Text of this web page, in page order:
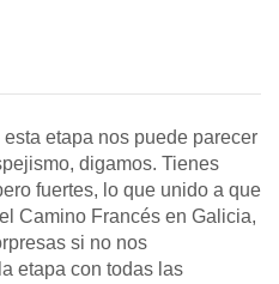
etapa nos puede parecer
digamos. Tienes
fuertes, lo que unido a que
Camino Francés en Galicia,
si no nos
etapa con todas las